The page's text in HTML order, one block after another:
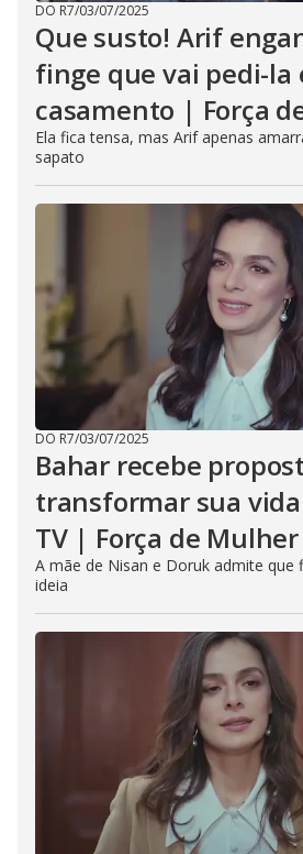
DO R7/03/07/2025
Que susto! Arif
finge que vai pedi-la
casamento | Força
Ela fica tensa, mas Arif apenas
sapato
DO R7/03/07/2025
Bahar recebe
transformar sua
TV | Força de Mulher
A mãe de Nisan e Doruk admite que
ideia